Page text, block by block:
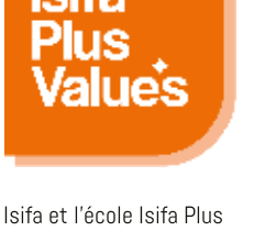
et l’école Isifa Plus